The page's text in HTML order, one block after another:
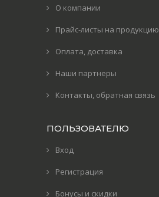
О компании
Прайс-листы на продукцию
Оплата, доставка
Наши партнеры
Контакты, обратная связь
ПОЛЬЗОВАТЕЛЮ
Вход
Регистрация
Бонусы и скидки